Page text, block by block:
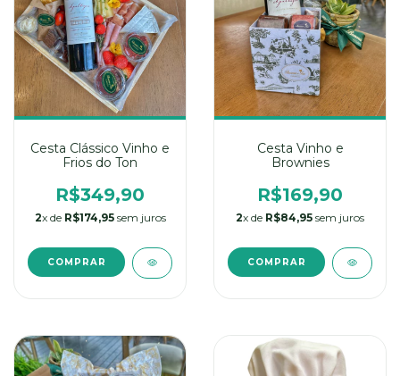
Cesta Clássico Vinho e
Frios do Ton
R$349,90
2x de R$174,95sem juros
Cesta Vinho e
Brownies
R$169,90
2x de R$84,95 sem juros